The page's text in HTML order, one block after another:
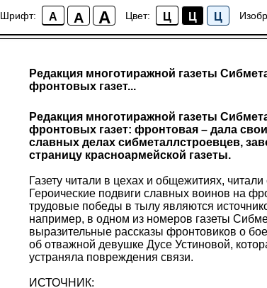
Шрифт: A A A Цвет: Ц Ц Ц
Редакция многотиражной газеты
фронтовых газет...
Редакция многотиражной газеты
фронтовых газет: фронтовая – дала
славных делах сибметаллстроевцев,
страницу красноармейской газеты.
Газету читали в цехах и общежитиях,
Героические подвиги славных воинов на
трудовые победы в тылу являются
например, в одном из номеров газеты
выразительные рассказы фронтовиков о
об отважной девушке Дусе Устиновой,
устраняла повреждения связи.
ИСТОЧНИК: